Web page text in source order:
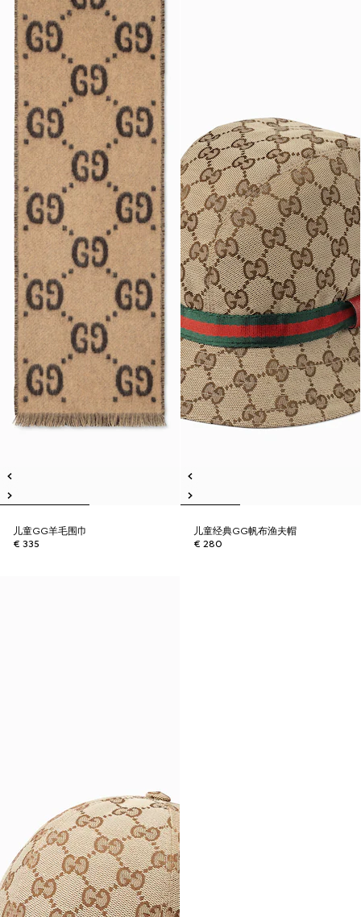
儿童GG羊毛围巾
€ 335
儿童经典GG帆布渔夫帽
€ 280